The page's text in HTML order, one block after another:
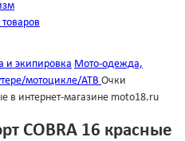
и экипировка Мото-одежда,
мотоцикле/АТВ Очки
в интернет-магазине moto18.ru
COBRA 16 красные